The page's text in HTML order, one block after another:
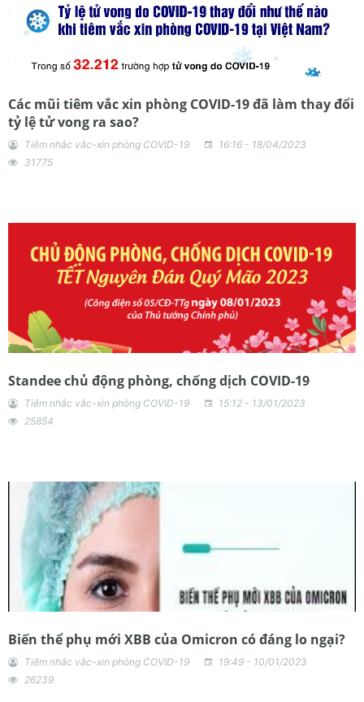
Các mũi tiêm vắc xin phòng COVID-19 đã làm thay đổi
tỷ lệ tử vong ra sao?
Tiêm nhắc vắc-xin phòng COVID-19
16:16 - 18/04/2023
31775
Standee chủ động phòng, chống dịch COVID-19
Tiêm nhắc vắc-xin phòng COVID-19
15:12 - 13/01/2023
25854
Biến thể phụ mới XBB của Omicron có đáng lo ngại?
Tiêm nhắc vắc-xin phòng COVID-19
19:49 - 10/01/2023
26239